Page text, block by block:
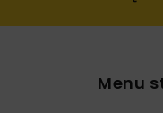
Menu